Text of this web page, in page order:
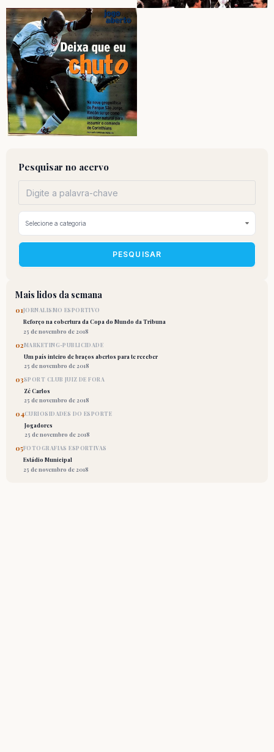
Pesquisar no acervo
PESQUISAR
Mais lidos da semana
01JORNALISMO ESPORTIVO
Reforço na cobertura da Copa do Mundo da Tribuna
25 de novembro de 2018
02MARKETING-PUBLICIDADE
Um país inteiro de braços abertos para te receber
25 de novembro de 2018
03SPORT CLUB JUIZ DE FORA
Zé Carlos
25 de novembro de 2018
04CURIOSIDADES DO ESPORTE
Jogadores
25 de novembro de 2018
05FOTOGRAFIAS ESPORTIVAS
Estádio Municipal
25 de novembro de 2018